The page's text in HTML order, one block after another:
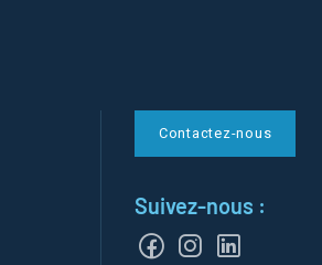
Contactez-nous
Suivez-nous :